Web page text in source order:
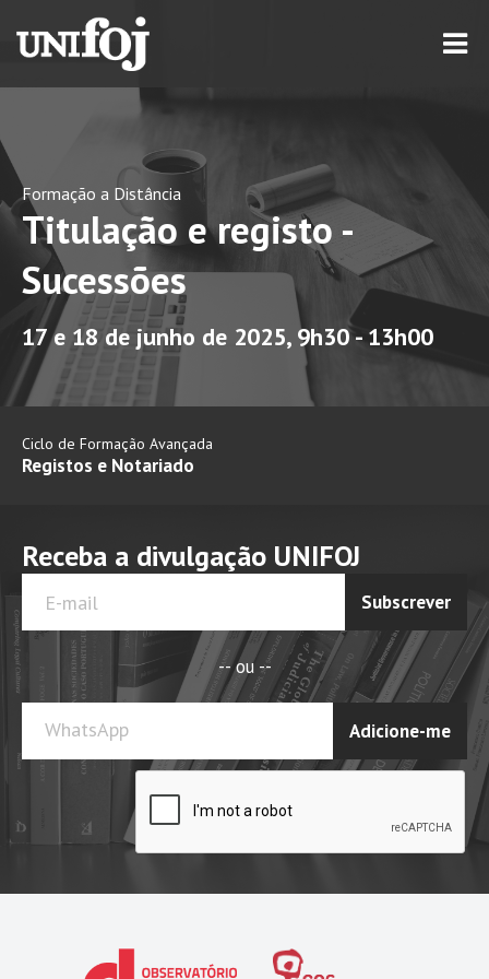
Formação a Distância
Titulação e registo -
Sucessões
17 e 18 de junho de 2025, 9h30 - 13h00
Ciclo de Formação Avançada
Registos e Notariado
Receba a divulgação UNIFOJ
Subscrever
-- ou --
WhatsApp Adicione-me